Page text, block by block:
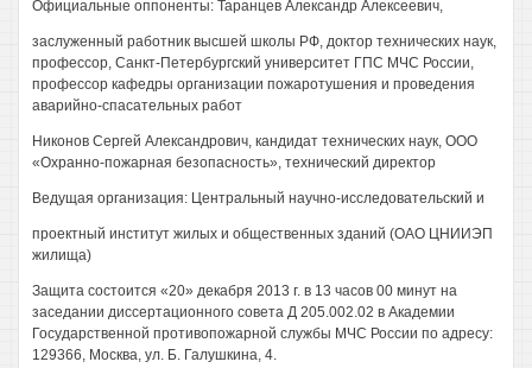
Официальные оппоненты: Таранцев Александр Алексеевич,
заслуженный работник высшей школы РФ, доктор технических наук,
профессор, Санкт-Петербургский университет ГПС МЧС России,
профессор кафедры организации пожаротушения и проведения
аварийно-спасательных работ
Никонов Сергей Александрович, кандидат технических наук, ООО
«Охранно-пожарная безопасность», технический директор
Ведущая организация: Центральный научно-исследовательский и
проектный институт жилых и общественных зданий (ОАО ЦНИИЭП
жилища)
Защита состоится «20» декабря 2013 г. в 13 часов 00 минут на
заседании диссертационного совета Д 205.002.02 в Академии
Государственной противопожарной службы МЧС России по адресу:
129366, Москва, ул. Б. Галушкина, 4.